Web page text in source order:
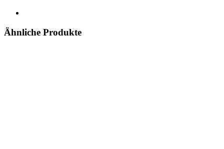
Ähnliche Produkte